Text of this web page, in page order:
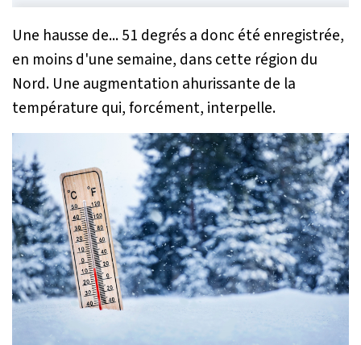
Une hausse de... 51 degrés a donc été enregistrée,
en moins d'une semaine, dans cette région du
Nord. Une augmentation ahurissante de la
température qui, forcément, interpelle.